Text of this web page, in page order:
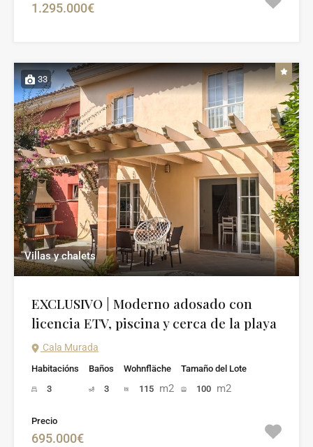
1.295.000€
33
Villas y chalets
EXCLUSIVO | Moderno adosado con
licencia ETV, piscina y cerca de la playa
Cala Murada
Habitacións
3
Baños
3
Wohnfläche
115 m2
Tamaño del Lote
100 m2
Precio
695.000€